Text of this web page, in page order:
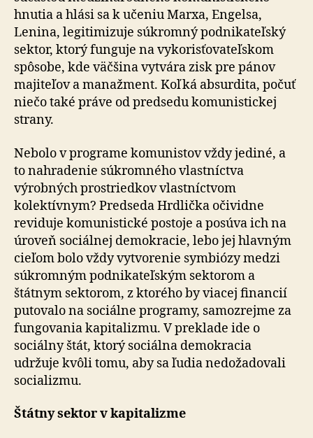
hnutia a hlási sa k učeniu Marxa, Engelsa,
Lenina, legitimizuje súkromný podnikateľský
sektor, ktorý funguje na vykorisťovateľskom
spôsobe, kde väčšina vytvára zisk pre pánov
majiteľov a manažment. Koľká absurdita, počuť
niečo také práve od predsedu komunistickej
strany.
Nebolo v programe komunistov vždy jediné, a
to nahradenie súkromného vlastníctva
výrobných prostriedkov vlastníctvom
kolektívnym? Predseda Hrdlička očividne
reviduje komunistické postoje a posúva ich na
úroveň sociálnej demokracie, lebo jej hlavným
cieľom bolo vždy vytvorenie symbiózy medzi
súkromným podnikateľským sektorom a
štátnym sektorom, z ktorého by viacej financií
putovalo na sociálne programy, samozrejme za
fungovania kapitalizmu. V preklade ide o
sociálny štát, ktorý sociálna demokracia
udržuje kvôli tomu, aby sa ľudia nedožadovali
socializmu.
Štátny sektor v kapitalizme